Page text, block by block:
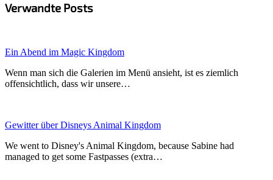
Verwandte Posts
Ein Abend im Magic Kingdom
Wenn man sich die Galerien im Menü ansieht, ist es ziemlich
offensichtlich, dass wir unsere…
Gewitter über Disneys Animal Kingdom
We went to Disney's Animal Kingdom, because Sabine had
managed to get some Fastpasses (extra…